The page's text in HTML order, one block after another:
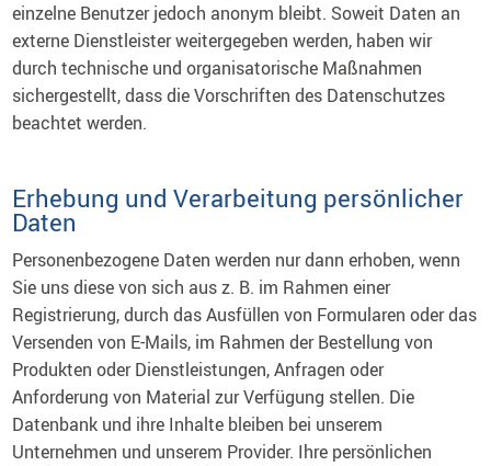
einzelne Benutzer jedoch anonym bleibt. Soweit Daten an
externe Dienstleister weitergegeben werden, haben wir
durch technische und organisatorische Maßnahmen
sichergestellt, dass die Vorschriften des Datenschutzes
beachtet werden.
Erhebung und Verarbeitung persönlicher
Daten
Personenbezogene Daten werden nur dann erhoben, wenn
Sie uns diese von sich aus z. B. im Rahmen einer
Registrierung, durch das Ausfüllen von Formularen oder das
Versenden von E-Mails, im Rahmen der Bestellung von
Produkten oder Dienstleistungen, Anfragen oder
Anforderung von Material zur Verfügung stellen. Die
Datenbank und ihre Inhalte bleiben bei unserem
Unternehmen und unserem Provider. Ihre persönlichen